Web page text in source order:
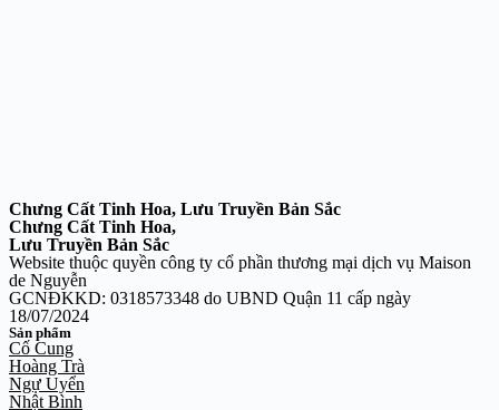
Chưng Cất Tinh Hoa, Lưu Truyền Bản Sắc
Chưng Cất Tinh Hoa,
Lưu Truyền Bản Sắc
Website thuộc quyền công ty cổ phần thương mại dịch vụ Maison
de Nguyễn
GCNĐKKD: 0318573348 do UBND Quận 11 cấp ngày
18/07/2024
Sản phẩm
Cố Cung
Hoàng Trà
Ngự Uyển
Nhật Bình